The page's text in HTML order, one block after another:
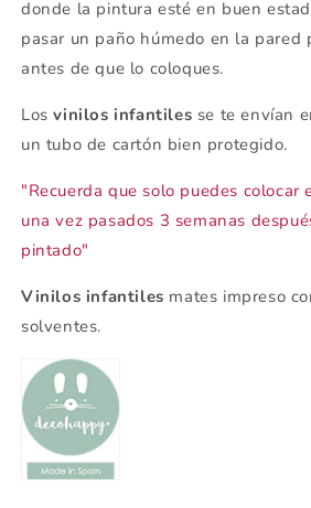
donde la pintura esté en buen
pasar un paño húmedo en la pared
antes de que lo coloques.
Losvinilos infantiles se te envían
un tubo de cartón bien protegido.
"Recuerda que solo puedes colocar
una vez pasados 3 semanas
pintado"
Vinilos infantiles mates impreso
solventes.